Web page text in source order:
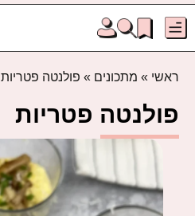
ראשי » מתכונים » פולנטה פטריות
פולנטה פטריות